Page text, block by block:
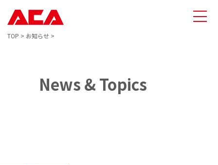
TOP > お知らせ >
News & Topics